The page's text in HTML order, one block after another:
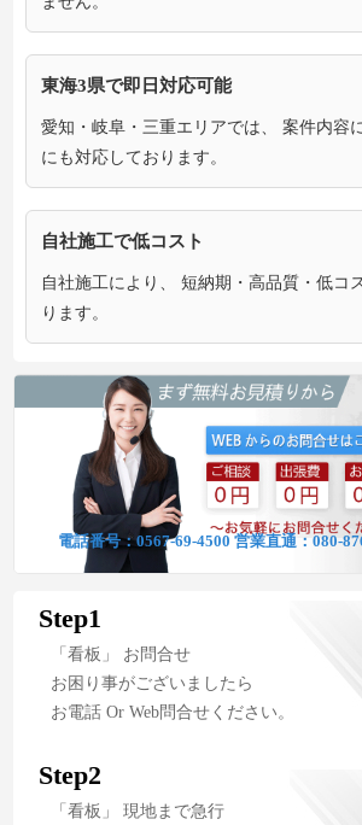
東海3県で即日対応可能
愛知・岐阜・三重エリアでは、 案件内容
にも対応しております。
自社施工で低コスト
自社施工により、 短納期・高品質・低コ
ります。
電話番号：0567-69-4500 営業直通：080-
Step1
「看板」 お問合せ
お困り事がございましたら
お電話 Or Web問合せください。
Step2
「看板」 現地まで急行